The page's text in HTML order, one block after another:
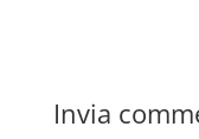
Invia